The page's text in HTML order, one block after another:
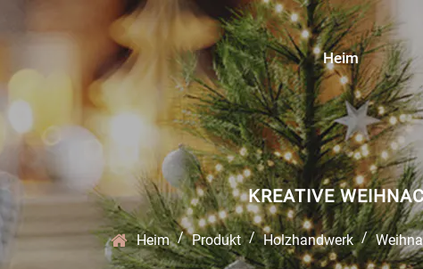
Heim
KREATIVE
Heim / Produkt / Holzhandwerk /